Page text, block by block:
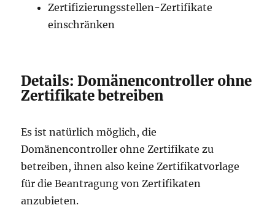
Zertifizierungsstellen-Zertifikate
einschränken
Details: Domänencontroller ohne
Zertifikate betreiben
Es ist natürlich möglich, die
Domänencontroller ohne Zertifikate zu
betreiben, ihnen also keine Zertifikatvorlage
für die Beantragung von Zertifikaten
anzubieten.